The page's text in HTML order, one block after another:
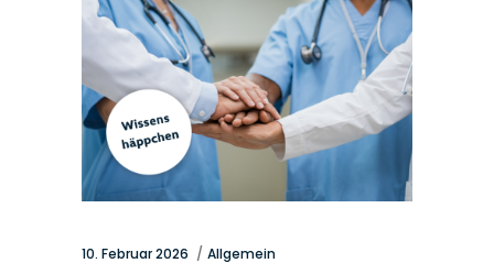
10. Februar 2026 Allgemein